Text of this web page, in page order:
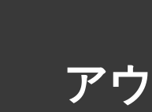
ア